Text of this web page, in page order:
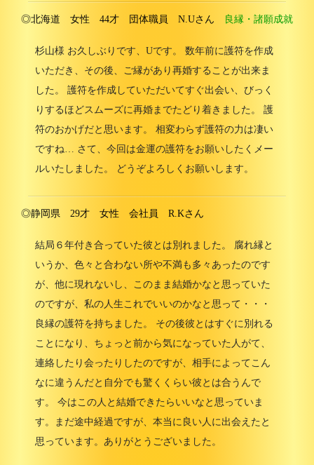
◎北海道 女性 44才 団体職員 N.Uさん 良縁・諸願成就
杉山様 お久しぶりです、Uです。 数年前に護符を作成
いただき、その後、ご縁があり再婚することが出来ま
した。 護符を作成していただいてすぐ出会い、びっく
りするほどスムーズに再婚までたどり着きました。 護
符のおかげだと思います。 相変わらず護符の力は凄い
ですね… さて、今回は金運の護符をお願いしたくメー
ルいたしました。 どうぞよろしくお願いします。
◎静岡県 29才 女性 会社員 R.Kさん
結局６年付き合っていた彼とは別れました。 腐れ縁と
いうか、色々と合わない所や不満も多々あったのです
が、他に現れないし、このまま結婚かなと思っていた
のですが、私の人生これでいいのかなと思って・・・
良縁の護符を持ちました。 その後彼とはすぐに別れる
ことになり、ちょっと前から気になっていた人がて、
連絡したり会ったりしたのですが、相手によってこん
なに違うんだと自分でも驚くくらい彼とは合うんで
す。 今はこの人と結婚できたらいいなと思っていま
す。まだ途中経過ですが、本当に良い人に出会えたと
思っています。ありがとうございました。